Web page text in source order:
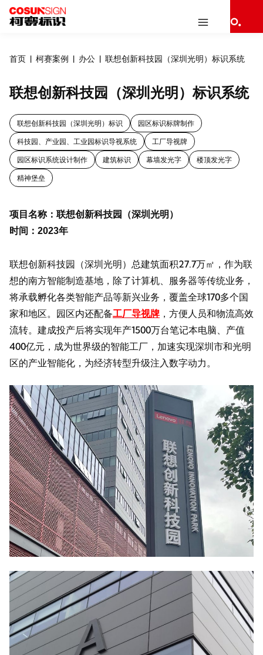
首页 柯赛案例 办公 联想创新科技园（深圳光明）标识系统
联想创新科技园（深圳光明）标识系统
联想创新科技园（深圳光明）标识 园区标识标牌制作
科技园、产业园、工业园标识导视系统 工厂导视牌
园区标识系统设计制作 建筑标识 幕墙发光字 楼顶发光字
精神堡垒
项目名称：联想创新科技园（深圳光明）
时间： 2023年
联想创新科技园（深圳光明）总建筑面积27.7万㎡，作为联
想的南方智能制造基地，除了计算机、服务器等传统业务，
将承载孵化各类智能产品等新兴业务，覆盖全球170多个国
家和地区。园区内还配备工厂导视牌 ，方便人员和物流高效
流转。建成投产后将实现年产1500万台笔记本电脑、产值
400亿元，成为世界级的智能工厂，加速实现深圳市和光明
区的产业智能化，为经济转型升级注入数字动力。